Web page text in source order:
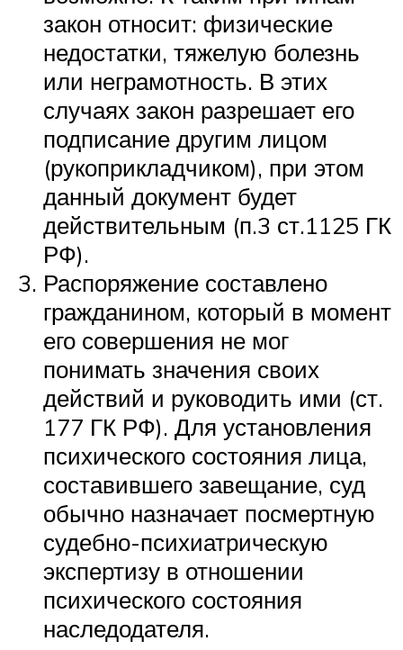
закон относит: физические
недостатки, тяжелую болезнь
или неграмотность. В этих
случаях закон разрешает его
подписание другим лицом
(рукоприкладчиком), при этом
данный документ будет
действительным (п.3 ст.1125 ГК
РФ).
Распоряжение составлено
гражданином, который в момент
его совершения не мог
понимать значения своих
действий и руководить ими (ст.
177 ГК РФ). Для установления
психического состояния лица,
составившего завещание, суд
обычно назначает посмертную
судебно-психиатрическую
экспертизу в отношении
психического состояния
наследодателя.